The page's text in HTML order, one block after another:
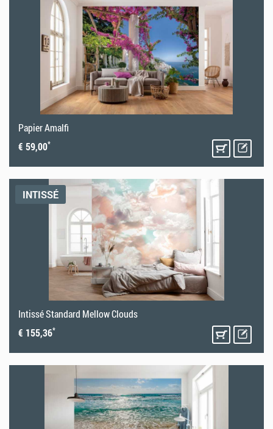
Papier Amalfi
€ 59,00*
INTISSÉ
Intissé Standard Mellow Clouds
€ 155,36*